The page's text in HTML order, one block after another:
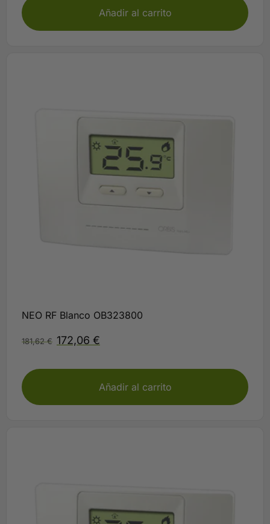
Añadir al carrito
NEO RF Blanco OB323800
181,62€ 172,06 €
Añadir al carrito